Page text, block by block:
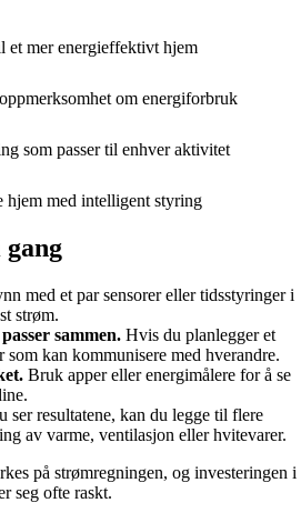
et mer energieffektivt hjem
om energiforbruk
som passer til enhver aktivitet
hjem med intelligent styring
med et par sensorer eller tidsstyringer i
strøm.
sammen. Hvis du planlegger et
som kan kommunisere med hverandre.
Bruk apper eller energimålere for å se
ser resultatene, kan du legge til flere
av varme, ventilasjon eller hvitevarer.
på strømregningen, og investeringen i
seg ofte raskt.